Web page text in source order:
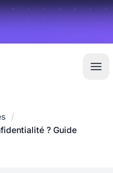
/
? Guide